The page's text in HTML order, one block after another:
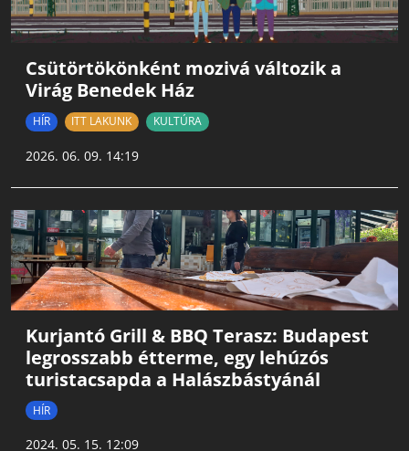
Csütörtökönként mozivá változik a
Virág Benedek Ház
HÍR ITT LAKUNK KULTÚRA
2026. 06. 09. 14:19
Kurjantó Grill & BBQ Terasz: Budapest
legrosszabb étterme, egy lehúzós
turistacsapda a Halászbástyánál
HÍR
2024. 05. 15. 12:09